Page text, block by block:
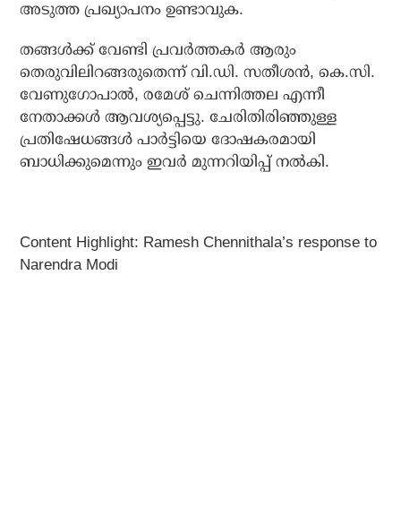
അടുത്ത പ്രഖ്യാപനം ഉണ്ടാവുക.
തങ്ങള്‍ക്ക് വേണ്ടി പ്രവര്‍ത്തകര്‍ ആരും
തെരുവിലിറങ്ങരുതെന്ന് വി.ഡി. സതീശന്‍, കെ.സി.
വേണുഗോപാല്‍, രമേശ് ചെന്നിത്തല എന്നീ
നേതാക്കള്‍ ആവശ്യപ്പെട്ടു. ചേരിതിരിഞ്ഞുള്ള
പ്രതിഷേധങ്ങള്‍ പാര്‍ട്ടിയെ ദോഷകരമായി
ബാധിക്കുമെന്നും ഇവര്‍ മുന്നറിയിപ്പ് നല്‍കി.
Content Highlight: Ramesh Chennithala’s response to
Narendra Modi